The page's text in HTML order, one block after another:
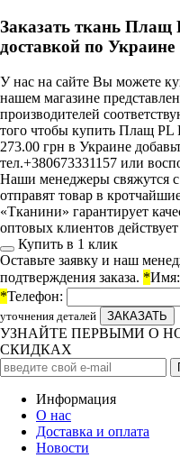
Заказать ткань Плащ
доставкой по Украине
У нас на сайте Вы можете
нашем магазине
производителей
того чтобы купить Плащ PL
273.00 грн в Украине
тел.+380673331157 или
Наши менеджеры свяжутся с
отправят товар в
«Тканини» гарантирует
оптовых клиентов
Купить в 1 клик
Оставьте заявку и наш
подтверждения заказа. *Имя:
*Телефон:
уточнения деталей
УЗНАЙТЕ ПЕРВЫМИ О
СКИДКАХ
Информация
О нас
Доставка и оплата
Новости